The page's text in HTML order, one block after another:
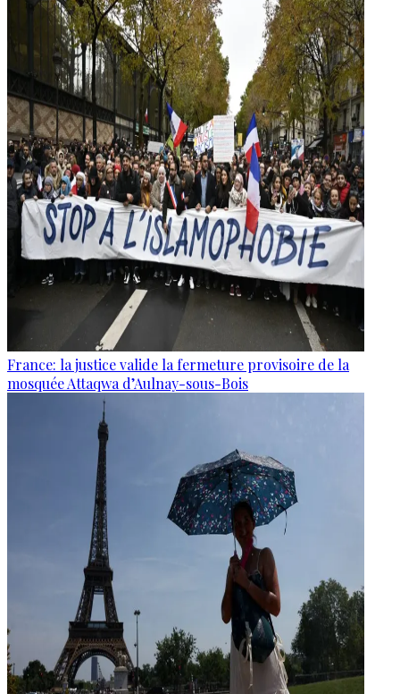
France: la justice valide la fermeture provisoire de la
mosquée Attaqwa d’Aulnay-sous-Bois